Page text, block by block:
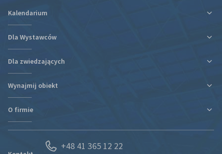
Kalendarium
Dla Wystawców
Ulga podatkowa za udział w targach
Plan targów i hal
Regulaminy i oświadczenia
Portal Wystawcy
Spedycja
Dla zwiedzających
Plan targów i hal
Kontakt
Wynajmij obiekt
Nowa hala
O firmie
Kariera
+48 41 365 12 22